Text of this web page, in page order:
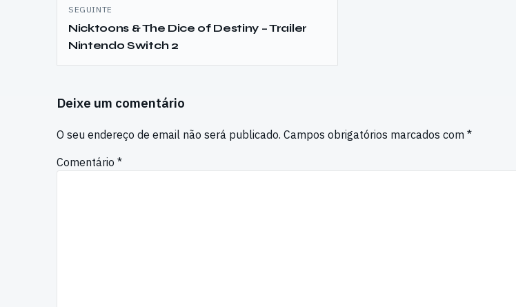
SEGUINTE
Nicktoons & The Dice of Destiny – Trailer
Nintendo Switch 2
Deixe um comentário
O seu endereço de email não será publicado. Campos obrigatórios marcados com *
Comentário *